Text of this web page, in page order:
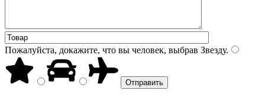
Пожалуйста, докажите, что вы человек, выбрав Звезду.